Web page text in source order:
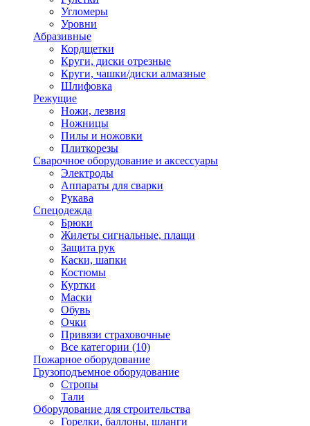
Угломеры
Уровни
Абразивные
Кордщетки
Круги, диски отрезные
Круги, чашки/диски алмазные
Шлифовка
Режущие
Ножи, лезвия
Ножницы
Пилы и ножовки
Плиткорезы
Сварочное оборудование и аксессуары
Электроды
Аппараты для сварки
Рукава
Спецодежда
Брюки
Жилеты сигнальные, плащи
Защита рук
Каски, шапки
Костюмы
Куртки
Маски
Обувь
Очки
Привязи страховочные
Все категории (10)
Пожарное оборудование
Грузоподъемное оборудование
Стропы
Тали
Оборудование для строительства
Горелки, баллоны, шланги